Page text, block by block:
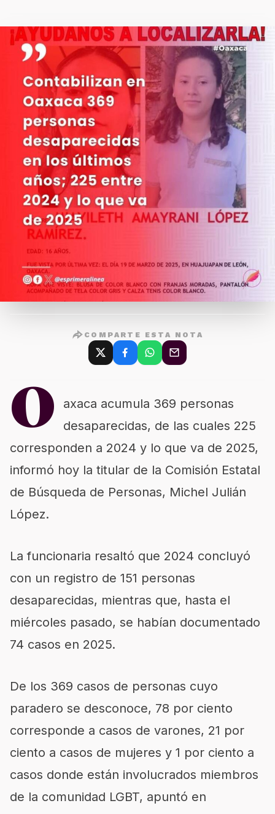
COMPARTE ESTA NOTA
O
axaca acumula 369 personas
desaparecidas, de las cuales 225
corresponden a 2024 y lo que va de 2025,
informó hoy la titular de la Comisión Estatal
de Búsqueda de Personas, Michel Julián
López.
La funcionaria resaltó que 2024 concluyó
con un registro de 151 personas
desaparecidas, mientras que, hasta el
miércoles pasado, se habían documentado
74 casos en 2025.
De los 369 casos de personas cuyo
paradero se desconoce, 78 por ciento
corresponde a casos de varones, 21 por
ciento a casos de mujeres y 1 por ciento a
casos donde están involucrados miembros
de la comunidad LGBT, apuntó en